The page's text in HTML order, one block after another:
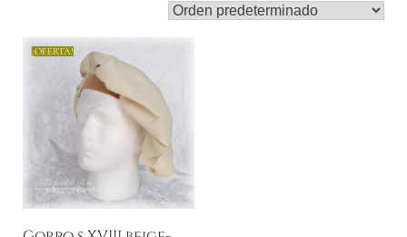
¡OFERTA!